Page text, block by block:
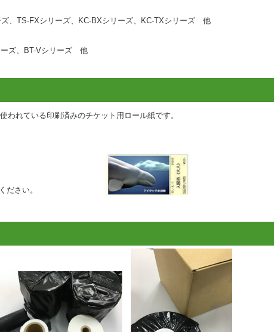
、TS-FXシリーズ、KC-BXシリーズ、KC-TXシリーズ 他
ーズ、BT-Vシリーズ 他
われている印刷済みのチケット用ロール紙です。
ださい。